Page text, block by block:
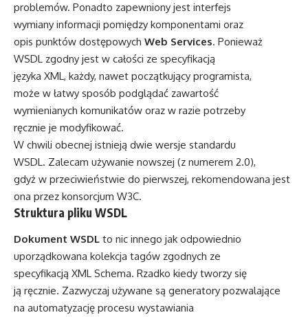
problemów. Ponadto zapewniony jest interfejs
wymiany informacji pomiędzy komponentami oraz
opis punktów dostępowych Web Services. Ponieważ
WSDL zgodny jest w całości ze specyfikacją
języka XML, każdy, nawet początkujący programista,
może w łatwy sposób podglądać zawartość
wymienianych komunikatów oraz w razie potrzeby
ręcznie je modyfikować.
W chwili obecnej istnieją dwie wersje standardu
WSDL. Zalecam używanie nowszej (z numerem 2.0),
gdyż w przeciwieństwie do pierwszej, rekomendowana jest
ona przez konsorcjum W3C.
Struktura pliku WSDL
Dokument WSDL to nic innego jak odpowiednio
uporządkowana kolekcja tagów zgodnych ze
specyfikacją XML Schema. Rzadko kiedy tworzy się
ją ręcznie. Zazwyczaj używane są generatory pozwalające
na automatyzację procesu wystawiania